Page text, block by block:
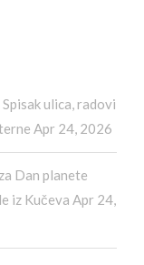
ulica, radovi
Apr 24, 2026
Dan planete
iz Kučeva Apr 24,